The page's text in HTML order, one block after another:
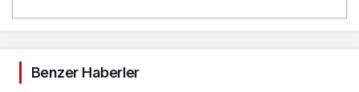
Benzer Haberler